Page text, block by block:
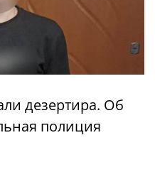
дезертира. Об
полиция